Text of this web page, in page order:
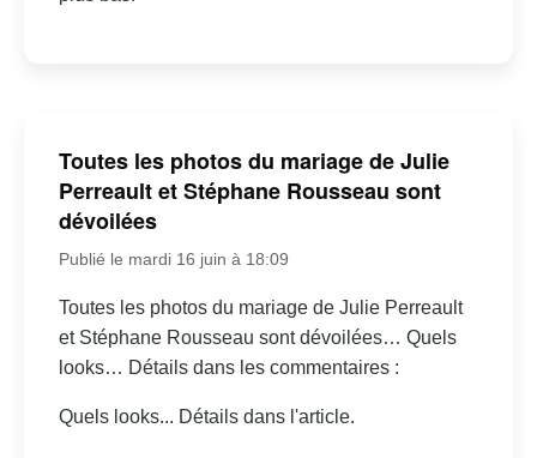
Toutes les photos du mariage de Julie
Perreault et Stéphane Rousseau sont
dévoilées
Publié le mardi 16 juin à 18:09
Toutes les photos du mariage de Julie Perreault
et Stéphane Rousseau sont dévoilées… Quels
looks… Détails dans les commentaires :
Quels looks... Détails dans l'article.